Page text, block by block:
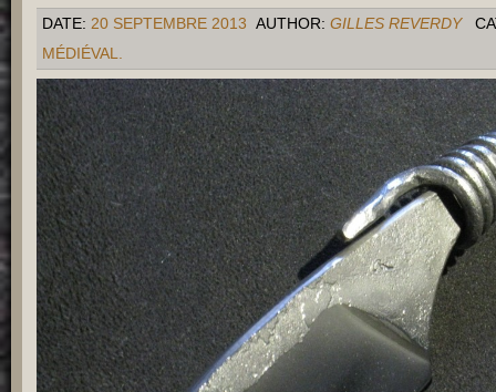
DATE: 20 SEPTEMBRE 2013 AUTHOR: GILLES REVERDY
MÉDIÉVAL.